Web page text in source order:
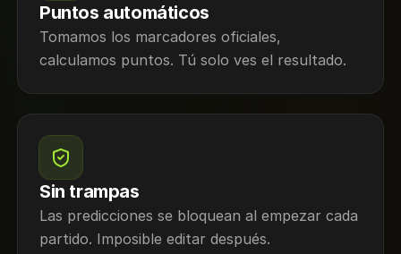
Puntos automáticos
Tomamos los marcadores oficiales,
calculamos puntos. Tú solo ves el resultado.
Sin trampas
Las predicciones se bloquean al empezar cada
partido. Imposible editar después.